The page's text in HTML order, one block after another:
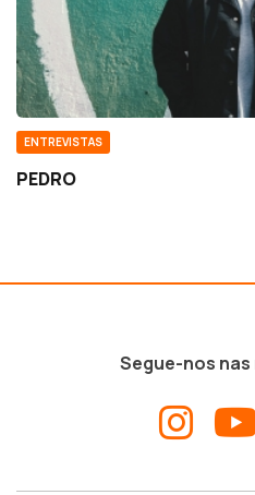
ENTREVISTAS
PEDRO
Segue-nos